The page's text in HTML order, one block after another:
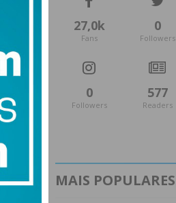
27,0k
Fans
0
Followers
0
Followers
577
Readers
MAIS POPULARES